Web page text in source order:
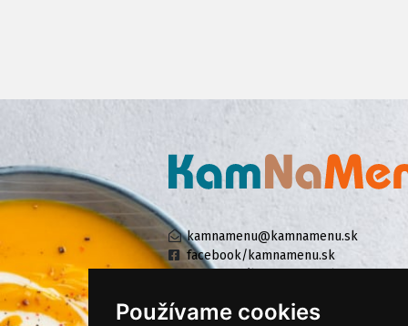
Používame cookies
kamnamenu@kamnamenu.sk
facebook/kamnamenu.sk